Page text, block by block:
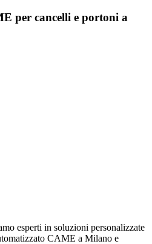
per cancelli e portoni a
esperti in soluzioni personalizzate
CAME a Milano e